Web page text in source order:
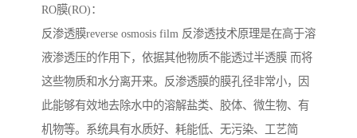
RO膜(RO)：
反渗透膜reverse osmosis film 反渗透技术原理是在高于溶
液渗透压的作用下，依据其他物质不能透过半透膜 而将
这些物质和水分离开来。反渗透膜的膜孔径非常小，因
此能够有效地去除水中的溶解盐类、胶体、微生物、有
机物等。系统具有水质好、耗能低、无污染、工艺简